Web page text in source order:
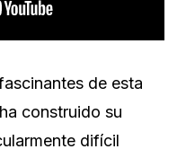
de esta
construido su
difícil